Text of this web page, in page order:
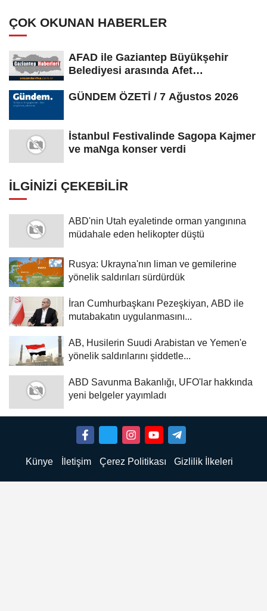
ÇOK OKUNAN HABERLER
AFAD ile Gaziantep Büyükşehir
Belediyesi arasında Afet
GÜNDEM ÖZETİ / 7 Ağustos 2026
İstanbul Festivalinde Sagopa Kajmer
ve maNga konser verdi
İLGINIZI ÇEKEBILIR
ABD'nin Utah eyaletinde orman yangınına
müdahale eden helikopter düştü
Rusya: Ukrayna'nın liman ve gemilerine
yönelik saldırıları sürdürdük
İran Cumhurbaşkanı Pezeşkiyan, ABD ile
mutabakatın uygulanmasını...
AB, Husilerin Suudi Arabistan ve Yemen'e
yönelik saldırılarını şiddetle...
ABD Savunma Bakanlığı, UFO'lar hakkında
yeni belgeler yayımladı
Künye İletişim Çerez Politikası Gizlilik İlkeleri